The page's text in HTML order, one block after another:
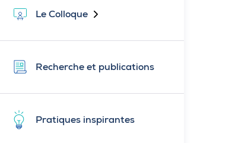
Le Colloque
Fermé
Recherche et publications
Pratiques inspirantes